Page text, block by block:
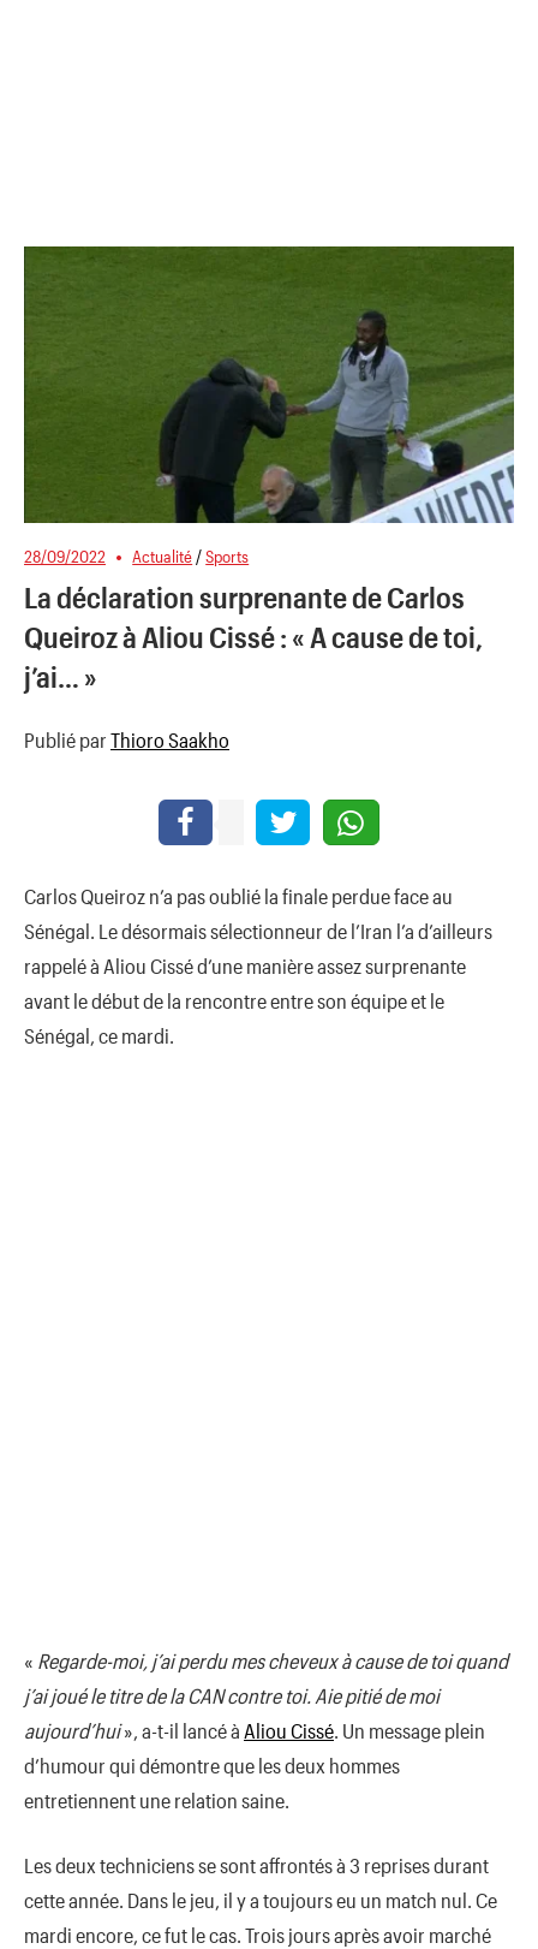
28/09/2022 Actualité /Sports
La déclaration surprenante de Carlos
Queiroz à Aliou Cissé : « A cause de toi,
j’ai… »
Publié par Thioro Saakho
Carlos Queiroz n’a pas oublié la finale perdue face au
Sénégal. Le désormais sélectionneur de l’Iran l’a d’ailleurs
rappelé à Aliou Cissé d’une manière assez surprenante
avant le début de la rencontre entre son équipe et le
Sénégal, ce mardi.
« Regarde-moi, j’ai perdu mes cheveux à cause de toi quand
j’ai joué le titre de la CAN contre toi. Aie pitié de moi
aujourd’hui», a-t-il lancé à Aliou Cissé . Un message plein
d’humour qui démontre que les deux hommes
entretiennent une relation saine.
Les deux techniciens se sont affrontés à 3 reprises durant
cette année. Dans le jeu, il y a toujours eu un match nul. Ce
mardi encore, ce fut le cas. Trois jours après avoir marché